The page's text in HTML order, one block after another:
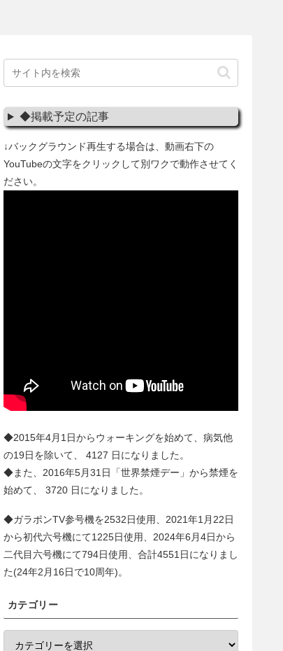
◆掲載予定の記事
↓バックグラウンド再生する場合は、動画右下の
YouTubeの文字をクリックして別ワクで動作させてく
ださい。
◆2015年4月1日からウォーキングを始めて、病気他
の19日を除いて、 4127 日になりました。
◆また、2016年5月31日「世界禁煙デー」から禁煙を
始めて、 3720 日になりました。
◆ガラポンTV参号機を2532日使用、2021年1月22日
から初代六号機にて1225日使用、2024年6月4日から
二代目六号機にて794日使用、合計4551 日になりまし
た(24年2月16日で10周年)。
カテゴリー